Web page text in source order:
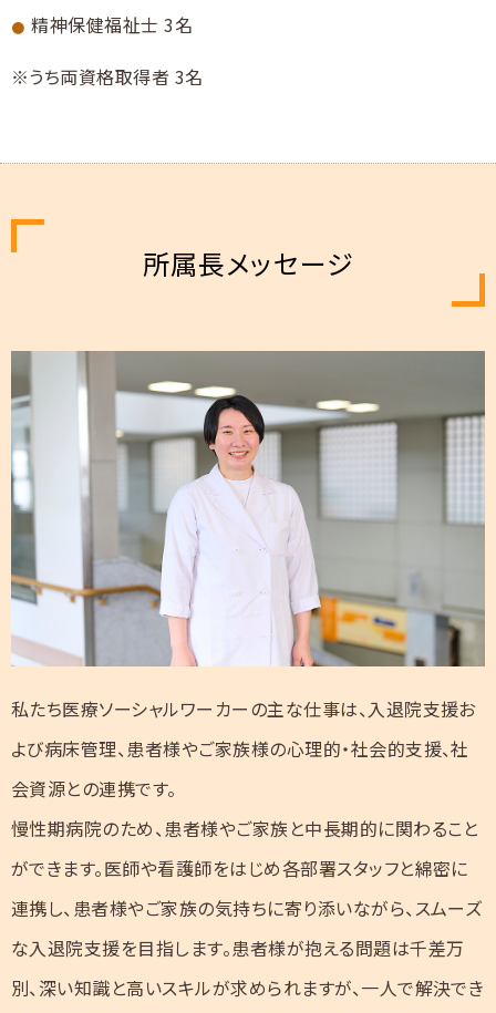
精神保健福祉士 3名
うち両資格取得者 3名
所属長メッセージ
私たち医療ソーシャルワーカーの主な仕事は、入退院支援お
よび病床管理、患者様やご家族様の心理的・社会的支援、社
会資源との連携です。
慢性期病院のため、患者様やご家族と中長期的に関わること
ができます。医師や看護師をはじめ各部署スタッフと綿密に
連携し、患者様やご家族の気持ちに寄り添いながら、スムーズ
な入退院支援を目指します。患者様が抱える問題は千差万
別、深い知識と高いスキルが求められますが、一人で解決でき